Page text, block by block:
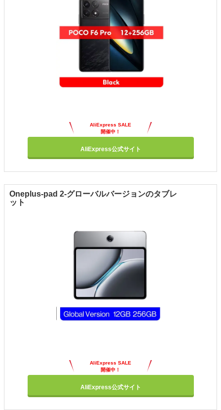
AliExpress SALE
開催中！
AliExpress公式サイト
Oneplus-pad 2-グローバルバージョンのタブレ
ット
AliExpress SALE
開催中！
AliExpress公式サイト